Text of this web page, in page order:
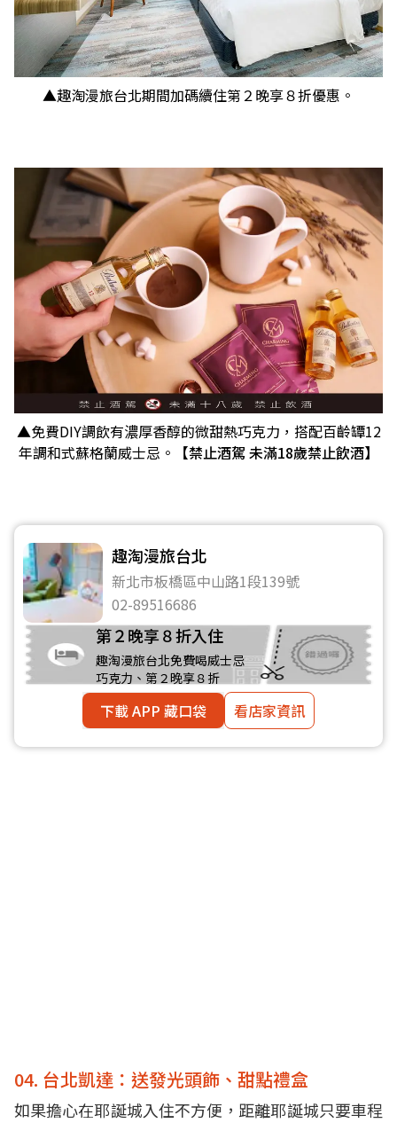
▲趣淘漫旅台北期間加碼續住第２晚享８折優惠。
▲免費DIY調飲有濃厚香醇的微甜熱巧克力，搭配百齡罈12
年調和式蘇格蘭威士忌。
【禁止酒駕 未滿18歲禁止飲酒】
趣淘漫旅台北
新北市板橋區中山路1段139號
02-89516686
第２晚享８折入住
趣淘漫旅台北免費喝威士忌
巧克力、第２晚享８折
下載 APP 藏口袋 看店家資訊
04. 台北凱達：送發光頭飾、甜點禮盒
如果擔心在耶誕城入住不方便，距離耶誕城只要車程